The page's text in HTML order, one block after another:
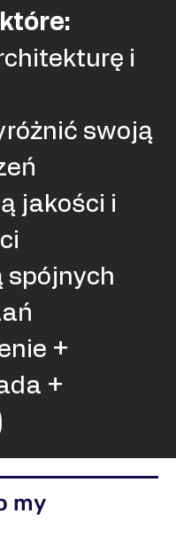
które:
i
swoją
jakości i
spójnych
+
+
my